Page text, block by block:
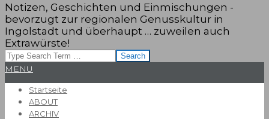
Notizen, Geschichten und Einmischungen -
bevorzugt zur regionalen Genusskultur in
Ingolstadt und überhaupt … zuweilen auch
Extrawürste!
Search
Primary
Menu
MENU
Startseite
ABOUT
ARCHIV